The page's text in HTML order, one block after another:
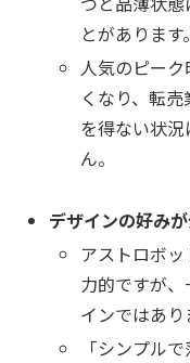
とがあります。
人気のピー
くなり、転
を得ない状
ん。
デザインの好み
アストロボ
力的ですが
インではあり
「シンプル